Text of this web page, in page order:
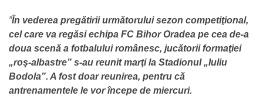
”În vederea pregătirii următorului sezon competiţional,
cel care va regăsi echipa FC Bihor Oradea pe cea de-a
doua scenă a fotbalului românesc, jucătorii formaţiei
„roş-albastre” s-au reunit marţi la Stadionul „Iuliu
Bodola”. A fost doar reunirea, pentru că
antrenamentele le vor începe de miercuri.